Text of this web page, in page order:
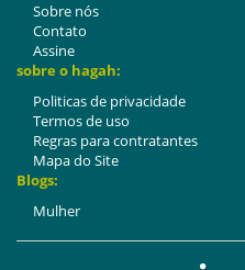
Sobre nós
Contato
Assine
sobre o hagah:
Politicas de privacidade
Termos de uso
Regras para contratantes
Mapa do Site
Blogs:
Mulher